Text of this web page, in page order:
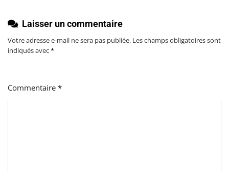
Laisser un commentaire
Votre adresse e-mail ne sera pas publiée. Les champs obligatoires sont
indiqués avec*
Commentaire *